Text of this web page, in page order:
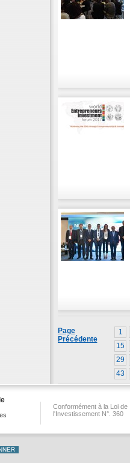
1
15
29
43
Page
Précédente
Conformément à la Loi de
l'Investissement N°. 360